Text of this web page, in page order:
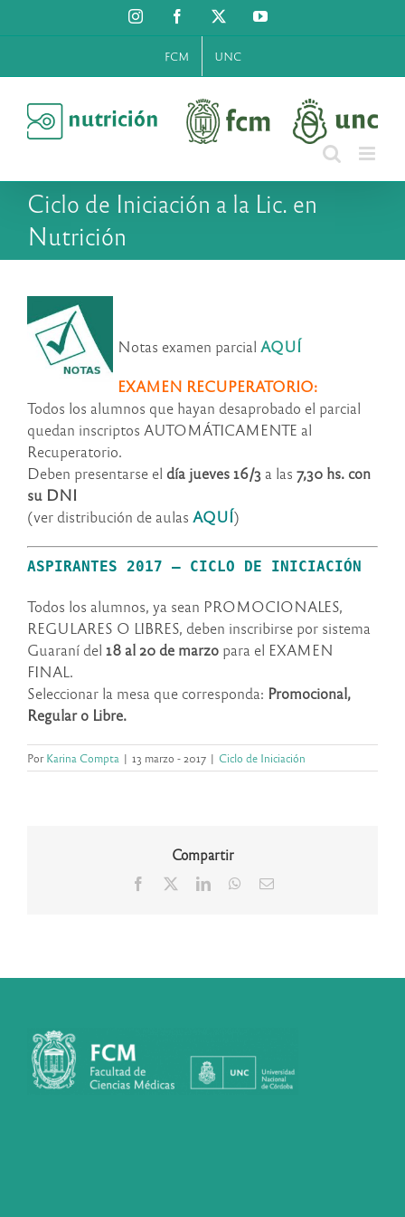
al
InstagramFacebook YouTube
FCM UNC
Ciclo de Iniciación a la Lic. en
Nutrición
Notas examen parcial AQUÍ
EXAMEN RECUPERATORIO:
Todos los alumnos que hayan desaprobado el parcial
quedan inscriptos AUTOMÁTICAMENTE al
Recuperatorio.
Deben presentarse el día jueves 16/3 a las 7,30 hs. con
su DNI
(ver distribución de aulas AQUÍ)
ASPIRANTES 2017 – CICLO DE INICIACIÓN
Todos los alumnos, ya sean PROMOCIONALES,
REGULARES O LIBRES, deben inscribirse por sistema
Guaraní del 18 al 20 de marzo para el EXAMEN
FINAL.
Seleccionar la mesa que corresponda: Promocional,
Regular o Libre.
PorKarina Compta | 13 marzo - 2017 | Ciclo de Iniciación
Compartir
Facebook LinkedInWhatsApp
Correo